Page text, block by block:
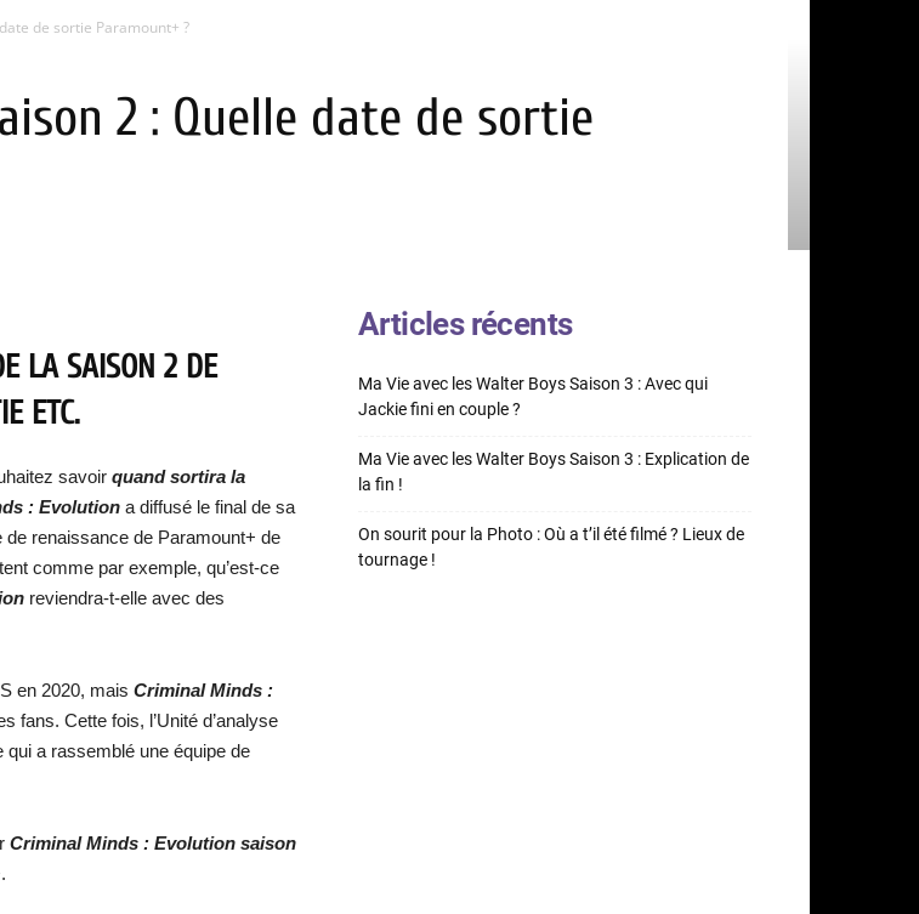
de sortie Paramount+ ?
2 : Quelle date de sortie
LA SAISON 2 DE
ETC.
savoir quand sortira la
: Evolution a diffusé le final de sa
renaissance de Paramount+ de
comme par exemple, qu’est-ce
reviendra-t-elle avec des
en 2020, mais Criminal Minds :
fans. Cette fois, l’Unité d’analyse
a rassemblé une équipe de
Criminal Minds : Evolution saison
Articles récents
Ma Vie avec les Walter Boys Saison 3 : Avec qui
Jackie fini en couple ?
Ma Vie avec les Walter Boys Saison 3 : Explication de
la fin !
On sourit pour la Photo : Où a t’il été filmé ? Lieux de
tournage !